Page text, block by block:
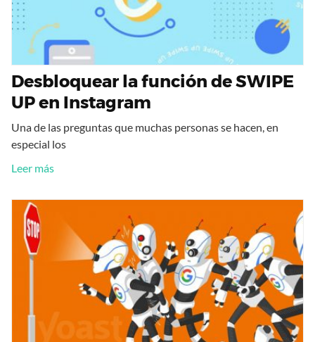
Desbloquear la función de SWIPE
UP en Instagram
Una de las preguntas que muchas personas se hacen, en
especial los
Leer más